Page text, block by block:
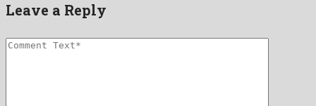
Leave a Reply